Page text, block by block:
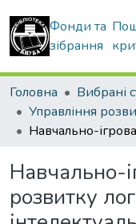
Фонди та
зібрання
Головна
Навчально-
розвитку